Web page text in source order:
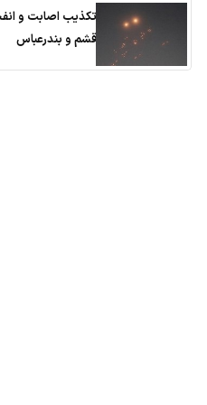
تکذیب اصابت و
قشم و بندرعباس